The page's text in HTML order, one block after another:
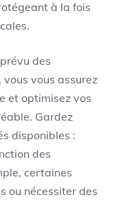
à la fois
des
vous assurez
et optimisez vos
Gardez
disponibles :
des
certaines
ou nécessiter des